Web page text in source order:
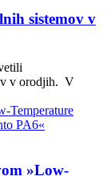
sistemov v
v orodjih. V
»Low-